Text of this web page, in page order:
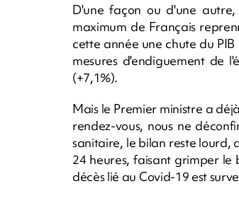
D'une façon ou d'une
maximum de Français
cette année une chute du
mesures d'endiguement de
(+7,1%).
Mais le Premier ministre a
rendez-vous, nous ne
sanitaire, le bilan reste lourd,
24 heures, faisant grimper le
décès lié au Covid-19 est